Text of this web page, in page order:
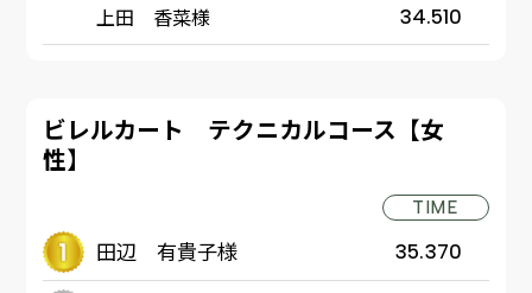
上田 香菜様 34.510
ビレルカート テクニカルコース【女
性】
TIME
田辺 有貴子様 35.370